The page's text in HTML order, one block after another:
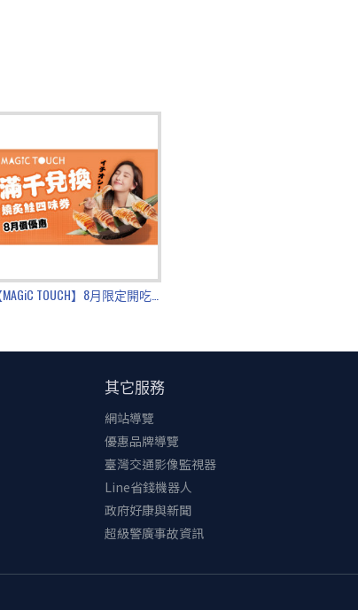
一鍋濃醇香潤的人參雞湯。
元氣，為你打氣！
體風味。
水醬，芝麻醇厚撲鼻、椒香麻辣過癮，涮嘴到停不下
心芋頭塔」，還有經典不敗的「招牌嫩仙草」，從前
款新品千萬別錯過~
【MAGiC TOUCH】8月限定開吃！
其它服務
網站導覽
優惠品牌導覽
臺灣交通影像監視器
Line省錢機器人
政府好康與新聞
超級警廣事故資訊